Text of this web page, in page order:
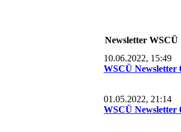
Newsletter
10.06.2022, 15:49
WSCÜ Newsletter
01.05.2022, 21:14
WSCÜ Newsletter